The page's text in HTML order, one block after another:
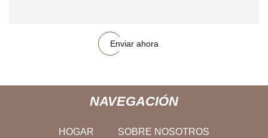
Enviar ahora
NAVEGACIÓN
HOGAR SOBRE NOSOTROS